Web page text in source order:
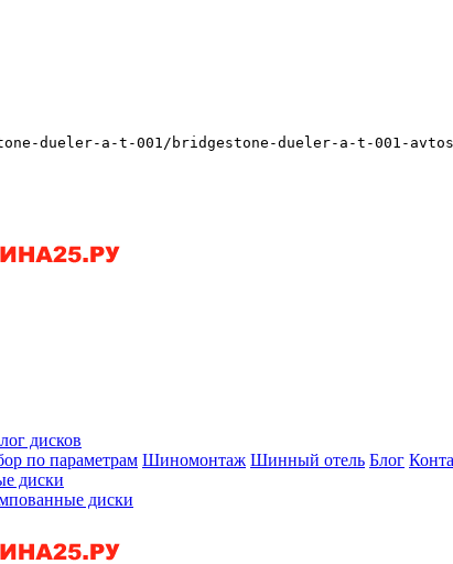
dueler-a-t-001/bridgestone-dueler-a-t-001-
дисков
по параметрам
диски
диски
Шиномонтаж Шинный отель Блог